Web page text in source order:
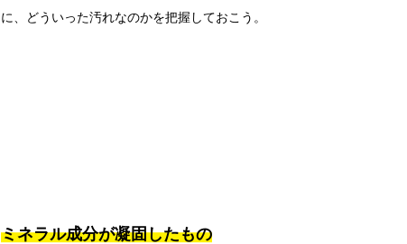
に、どういった汚れなのかを把握しておこう。
ミネラル成分が凝固したもの